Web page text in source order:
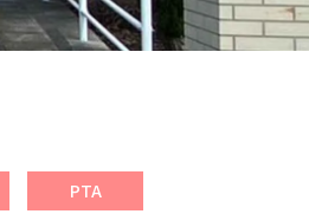
PTA